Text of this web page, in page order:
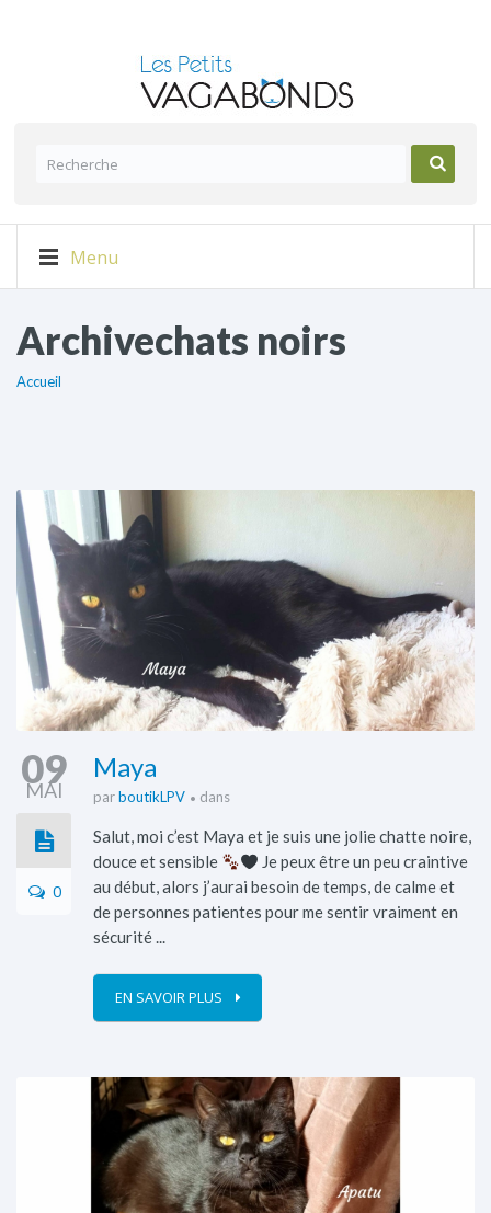
Menu
Archivechats noirs
Accueil
09
MAI
0
Maya
parboutikLPV dans
Salut, moi c’est Maya et je suis une jolie chatte noire,
douce et sensible
Je peux être un peu craintive
au début, alors j’aurai besoin de temps, de calme et
de personnes patientes pour me sentir vraiment en
sécurité ...
EN SAVOIR PLUS